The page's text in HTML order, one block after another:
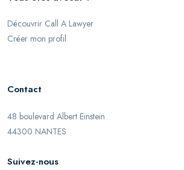
Découvrir Call A Lawyer
Créer mon profil
Contact
48 boulevard Albert Einstein
44300 NANTES
Suivez-nous